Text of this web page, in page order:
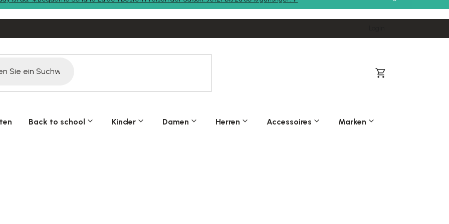
Warenkorb
Back to school Kinder Damen Herren Accessoires Marken